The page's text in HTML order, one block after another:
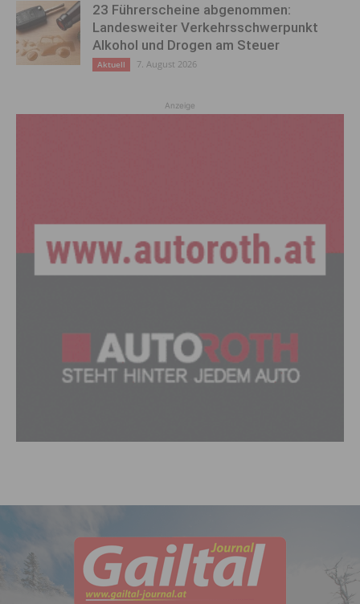
23 Führerscheine abgenommen:
Landesweiter Verkehrsschwerpunkt
Alkohol und Drogen am Steuer
Aktuell 7. August 2026
Anzeige